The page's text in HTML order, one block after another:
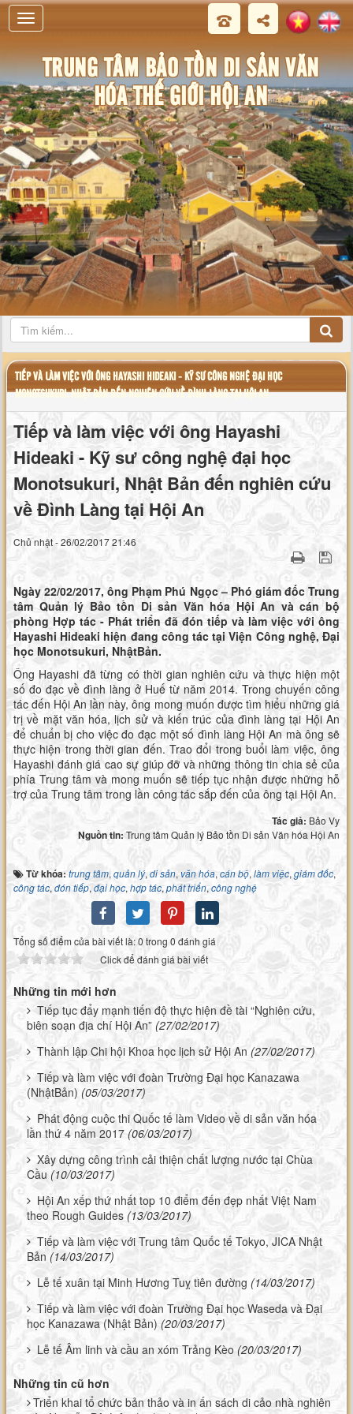
An
TRUNG TÂM BẢO TỒN DI SẢN VĂN
HÓA THẾ GIỚI HỘI AN
TIẾP VÀ LÀM VIỆC VỚI ÔNG HAYASHI HIDEAKI - KỸ SƯ CÔNG NGHỆ ĐẠI HỌC
MONOTSUKURI, NHẬT BẢN ĐẾN NGHIÊN CỨU VỀ ĐÌNH LÀNG TẠI HỘI AN
Tiếp và làm việc với ông Hayashi
Hideaki - Kỹ sư công nghệ đại học
Monotsukuri, Nhật Bản đến nghiên cứu
về Đình Làng tại Hội An
Chủ nhật - 26/02/2017 21:46
Ngày 22/02/2017, ông Phạm Phú Ngọc – Phó giám đốc Trung
tâm Quản lý Bảo tồn Di sản Văn hóa Hội An và cán bộ
phòng Hợp tác - Phát triển đã đón tiếp và làm việc với ông
Hayashi Hideaki hiện đang công tác tại Viện Công nghệ, Đại
học Monotsukuri, NhậtBản.
Ông Hayashi đã từng có thời gian nghiên cứu và thực hiện một
số đo đạc về đình làng ở Huế từ năm 2014. Trong chuyến công
tác đến Hội An lần này, ông mong muốn được tìm hiểu những giá
trị về mặt văn hóa, lịch sử và kiến trúc của đình làng tại Hội An
để chuẩn bị cho việc đo đạc một số đình làng Hội An mà ông sẽ
thực hiện trong thời gian đến. Trao đổi trong buổi làm việc, ông
Hayashi đánh giá cao sự giúp đỡ và những thông tin chia sẻ của
phía Trung tâm và mong muốn sẽ tiếp tục nhận được những hỗ
trợ của Trung tâm trong lần công tác sắp đến của ông tại Hội An.
Tác giả: Bảo Vy
Nguồn tin:Trung tâm Quản lý Bảo tồn Di sản Văn hóa Hội An
Từ khóa: trung tâm, quản lý, di sản, văn hóa, cán bộ, làm việc, giám đốc,
công tác,đón tiếp,đại học, hợp tác, phát triển,công nghệ
Tổng số điểm của bài viết là: 0 trong 0 đánh giá
Click để đánh giá bài viết
Những tin mới hơn
Tiếp tục đẩy mạnh tiến độ thực hiện đề tài “Nghiên cứu,
biên soạn địa chí Hội An” (27/02/2017)
Thành lập Chi hội Khoa học lịch sử Hội An (27/02/2017)
Tiếp và làm việc với đoàn Trường Đại học Kanazawa
(NhậtBản) (05/03/2017)
Phát động cuộc thi Quốc tế làm Video về di sản văn hóa
lần thứ 4 năm 2017 (06/03/2017)
Xây dựng công trình cải thiện chất lượng nước tại Chùa
Cầu (10/03/2017)
Hội An xếp thứ nhất top 10 điểm đến đẹp nhất Việt Nam
theo Rough Guides (13/03/2017)
Tiếp và làm việc với Trung tâm Quốc tế Tokyo, JICA Nhật
Bản (14/03/2017)
Lễ tế xuân tại Minh Hương Tuỵ tiên đường (14/03/2017)
Tiếp và làm việc với đoàn Trường Đại học Waseda và Đại
học Kanazawa (Nhật Bản) (20/03/2017)
Lễ tế Âm linh và cầu an xóm Trảng Kèo (20/03/2017)
Những tin cũ hơn
Triển khai tổ chức bản thảo và in ấn sách di cảo nhà nghiên